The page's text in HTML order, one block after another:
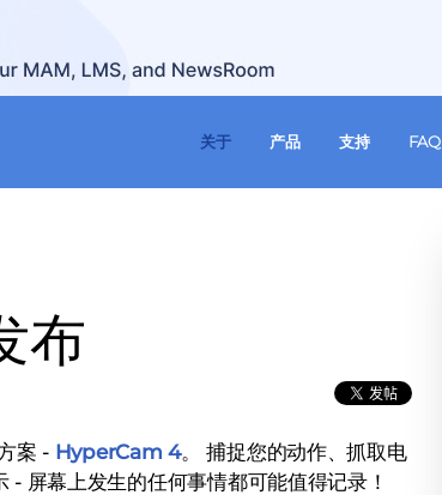
关于 产品 支持 FAQ
布
案 - HyperCam 4。 捕捉您的动作、抓取电
屏幕上发生的任何事情都可能值得记录！